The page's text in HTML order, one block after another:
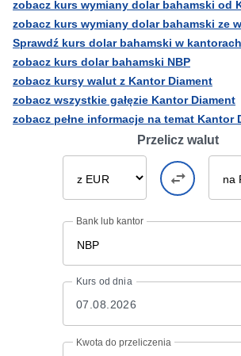
zobacz kurs wymiany dolar bahamski od
zobacz kurs wymiany dolar bahamski ze
Sprawdź kurs dolar bahamski w kantorach
zobacz kurs dolar bahamski NBP
zobacz kursy walut z Kantor Diament
zobacz wszystkie gałęzie Kantor Diament
zobacz pełne informacje na temat Kantor
Przelicz walut
Bank lub kantor
Kurs od dnia
Kwota do przeliczenia